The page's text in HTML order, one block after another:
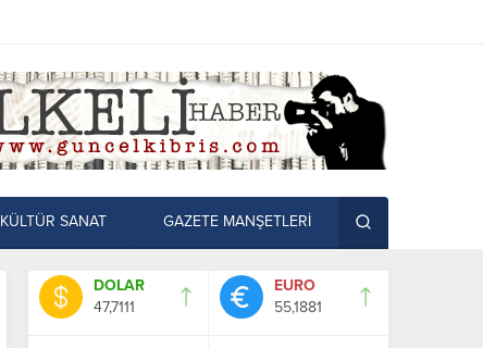
KÜLTÜR SANAT GAZETE MANŞETLERİ
DOLAR
47,7111
EURO
55,1881